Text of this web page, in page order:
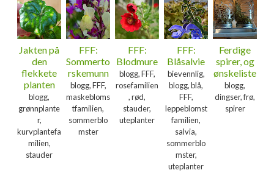
Jakten på
den
flekkete
planten
blogg,
grønnplante
r,
kurvplantefa
milien,
stauder
FFF:
Sommerto
rskemunn
blogg, FFF,
maskebloms
tfamilien,
sommerblo
mster
FFF:
Blodmure
blogg, FFF,
rosefamilien
, rød,
stauder,
uteplanter
FFF:
Blåsalvie
bievennlig,
blogg, blå,
FFF,
leppeblomst
familien,
salvia,
sommerblo
mster,
uteplanter
Ferdige
spirer, og
ønskeliste
blogg,
dingser, frø,
spirer